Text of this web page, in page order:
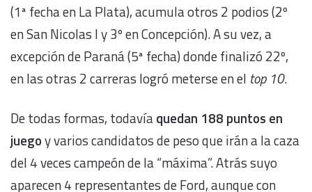
(1ª fecha en La Plata), acumula otros 2 podios (2º
en San Nicolas I y 3º en Concepción). A su vez, a
excepción de Paraná (5ª fecha) donde finalizó 22º,
en las otras 2 carreras logró meterse en el top 10.
De todas formas, todavíaquedan 188 puntos en
juegoy varios candidatos de peso que irán a la caza
del 4 veces campeón de la “máxima”. Atrás suyo
aparecen 4 representantes de Ford, aunque con